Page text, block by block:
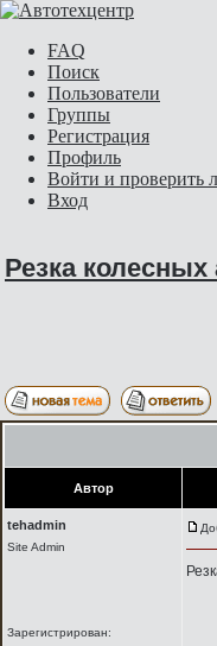
FAQ
Поиск
Пользователи
Группы
Регистрация
Профиль
Войти и проверить
Вход
Резка колесных
Автор
tehadmin
Site Admin
Зарегистрирован: